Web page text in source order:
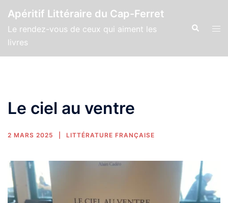
Apéritif Littéraire du Cap-Ferret
Le rendez-vous de ceux qui aiment les
livres
Le ciel au ventre
2 MARS 2025 LITTÉRATURE FRANÇAISE